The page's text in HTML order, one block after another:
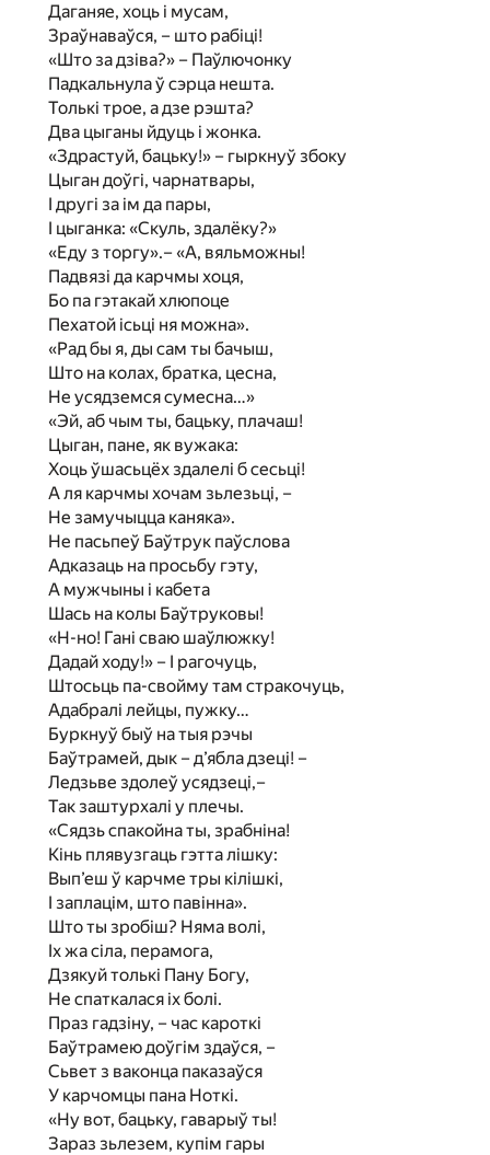
Даганяе, хоць і мусам,
Зраўнаваўся, – што рабіці!
«Што за дзіва?» – Паўлючонку
Падкальнула ў сэрца нешта.
Толькі трое, а дзе рэшта?
Два цыганы йдуць і жонка.
«Здрастуй, бацьку!» – гыркнуў збоку
Цыган доўгі, чарнатвары,
I другі за ім да пары,
I цыганка: «Скуль, здалёку?»
«Еду з торгу».– «А, вяльможны!
Падвязі да карчмы хоця,
Бо па гэтакай хлюпоце
Пехатой ісьці ня можна».
«Рад бы я, ды сам ты бачыш,
Што на колах, братка, цесна,
Не усядземся сумесна…»
«Эй, аб чым ты, бацьку, плачаш!
Цыган, пане, як вужака:
Хоць ўшасьцёх здалелі б сесьці!
А ля карчмы хочам зьлезьці, –
Не замучыцца каняка».
Не пасьпеў Баўтрук паўслова
Адказаць на просьбу гэту,
А мужчыны і кабета
Шась на колы Баўтруковы!
«Н-но! Гані сваю шаўлюжку!
Дадай ходу!» – I рагочуць,
Штосьць па-свойму там стракочуць,
Адабралі лейцы, пужку…
Буркнуў быў на тыя рэчы
Баўтрамей, дык – д’ябла дзеці! –
Ледзьве здолеў усядзеці,–
Так заштурхалі у плечы.
«Сядзь спакойна ты, зрабніна!
Кінь плявузгаць гэтта лішку:
Вып’еш ў карчме тры кілішкі,
I заплацім, што павінна».
Што ты зробіш? Няма волі,
Іх жа сіла, перамога,
Дзякуй толькі Пану Богу,
Не спаткалася іх болі.
Праз гадзіну, – час кароткі
Баўтрамею доўгім здаўся, –
Сьвет з ваконца паказаўся
У карчомцы пана Ноткі.
«Ну вот, бацьку, гаварыў ты!
Зараз зьлезем, купім гары